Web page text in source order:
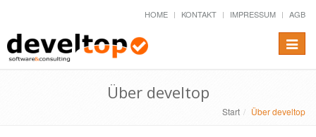
HOME KONTAKT IMPRESSUM AGB
Toggle
Über develtop
Start Über develtop